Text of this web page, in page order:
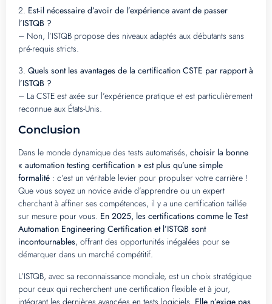
2. Est-il nécessaire d’avoir de l’expérience avant de passer
l’ISTQB ?
– Non, l’ISTQB propose des niveaux adaptés aux débutants sans
pré-requis stricts.
3. Quels sont les avantages de la certification CSTE par rapport à
l’ISTQB ?
– La CSTE est axée sur l’expérience pratique et est particulièrement
reconnue aux États-Unis.
Conclusion
Dans le monde dynamique des tests automatisés, choisir la bonne
« automation testing certification » est plus qu’une simple
formalité : c’est un véritable levier pour propulser votre carrière !
Que vous soyez un novice avide d’apprendre ou un expert
cherchant à affiner ses compétences, il y a une certification taillée
sur mesure pour vous. En 2025, les certifications comme le Test
Automation Engineering Certification et l’ISTQB sont
incontournables, offrant des opportunités inégalées pour se
démarquer dans un marché compétitif.
L’ISTQB, avec sa reconnaissance mondiale, est un choix stratégique
pour ceux qui recherchent une certification flexible et à jour,
intégrant les dernières avancées en tests logiciels. Elle n’exige pas